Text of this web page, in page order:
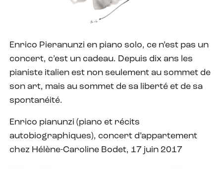
Enrico Pieranunzi en piano solo, ce n’est pas un
concert, c’est un cadeau. Depuis dix ans les
pianiste italien est non seulement au sommet de
son art, mais au sommet de sa liberté et de sa
spontanéité.
Enrico pianunzi (piano et récits
autobiographiques), concert d’appartement
chez Hélène-Caroline Bodet, 17 juin 2017